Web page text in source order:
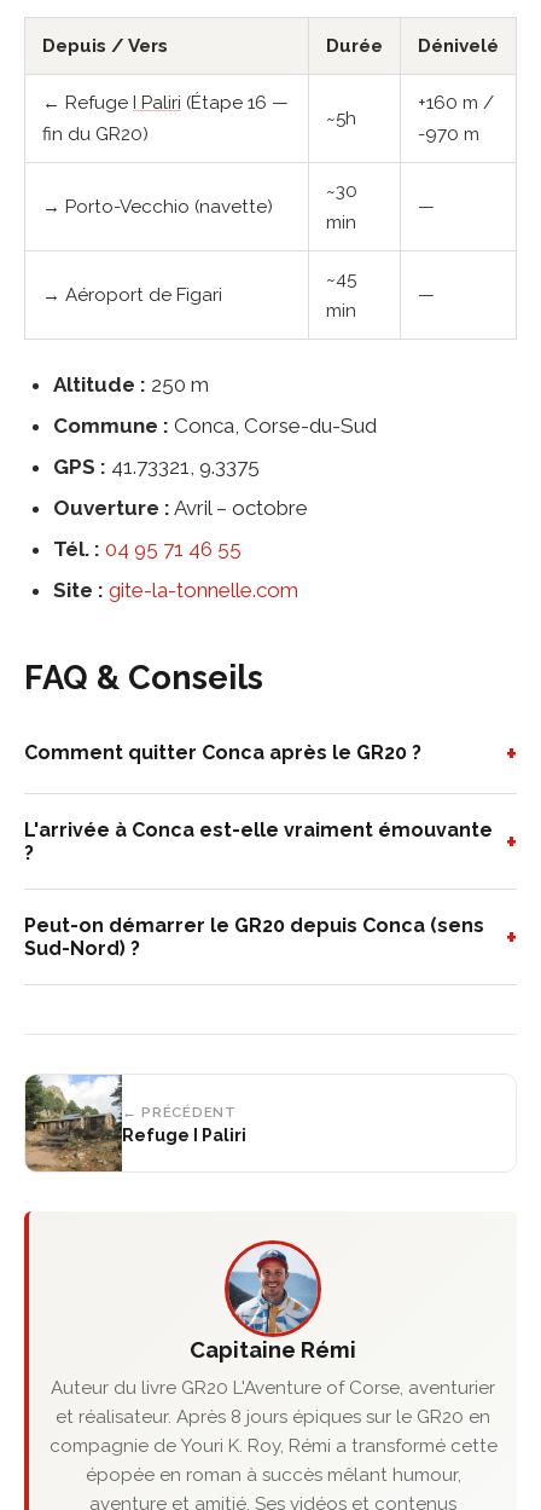
Depuis / Vers Durée Dénivelé
← Refuge I Paliri (Étape 16 —
fin du GR20)
~5h
+160 m /
-970 m
→ Porto-Vecchio (navette)
~30
min
—
→ Aéroport de Figari
~45
min
—
Altitude : 250 m
Commune : Conca, Corse-du-Sud
GPS : 41.73321, 9.3375
Ouverture : Avril – octobre
Tél. : 04 95 71 46 55
Site : gite-la-tonnelle.com
FAQ & Conseils
Comment quitter Conca après le GR20 ? +
L'arrivée à Conca est-elle vraiment émouvante
?
+
Peut-on démarrer le GR20 depuis Conca (sens
Sud-Nord) ?
+
← PRÉCÉDENT
Refuge I Paliri
Capitaine Rémi
Auteur du livre GR20 L'Aventure of Corse, aventurier
et réalisateur. Après 8 jours épiques sur le GR20 en
compagnie de Youri K. Roy, Rémi a transformé cette
épopée en roman à succès mêlant humour,
aventure et amitié. Ses vidéos et contenus